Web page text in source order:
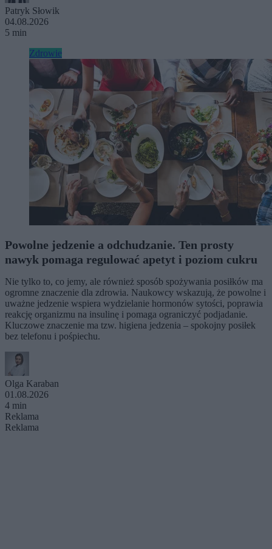
Patryk Słowik
04.08.2026
5 min
Zdrowie
Powolne jedzenie a odchudzanie. Ten prosty
nawyk pomaga regulować apetyt i poziom cukru
Nie tylko to, co jemy, ale również sposób spożywania posiłków ma
ogromne znaczenie dla zdrowia. Naukowcy wskazują, że powolne i
uważne jedzenie wspiera wydzielanie hormonów sytości, poprawia
reakcję organizmu na insulinę i pomaga ograniczyć podjadanie.
Kluczowe znaczenie ma tzw. higiena jedzenia – spokojny posiłek
bez telefonu i pośpiechu.
Olga Karaban
01.08.2026
4 min
Reklama
Reklama